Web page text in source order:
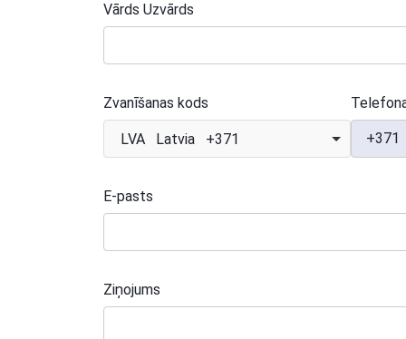
Vārds Uzvārds
Zvanīšanas kods
LVA Latvia +371 +371
E-pasts
Ziņojums